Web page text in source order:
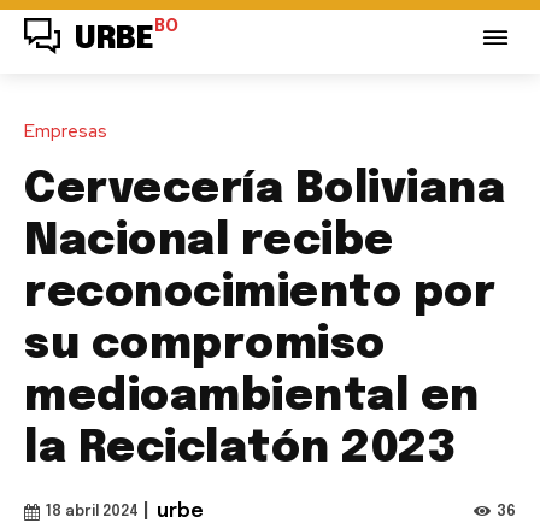
URBE BO
Empresas
Cervecería Boliviana
Nacional recibe
reconocimiento por
su compromiso
medioambiental en
la Reciclatón 2023
18 abril 2024 urbe 36